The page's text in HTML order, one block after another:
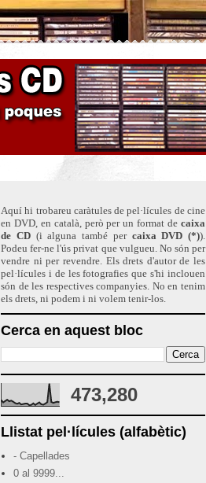
Aquí hi trobareu caràtules de pel·lícules de cine
en DVD, en català, però per un format de caixa
de CD(i alguna també per caixa DVD (*)).
Podeu fer-ne l'ús privat que vulgueu. No són per
vendre ni per revendre. Els drets d'autor de les
pel·lícules i de les fotografies que s'hi inclouen
són de les respectives companyies. No en tenim
els drets, ni podem i ni volem tenir-los.
Cerca en aquest bloc
473,280
Llistat pel·lícules (alfabètic)
- Capellades
0 al 9999...